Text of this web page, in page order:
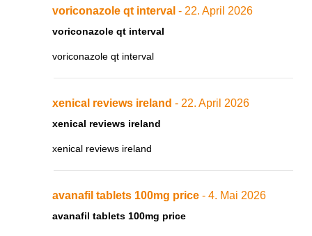
voriconazole qt interval - 22. April 2026
voriconazole qt interval
voriconazole qt interval
xenical reviews ireland - 22. April 2026
xenical reviews ireland
xenical reviews ireland
avanafil tablets 100mg price - 4. Mai 2026
avanafil tablets 100mg price